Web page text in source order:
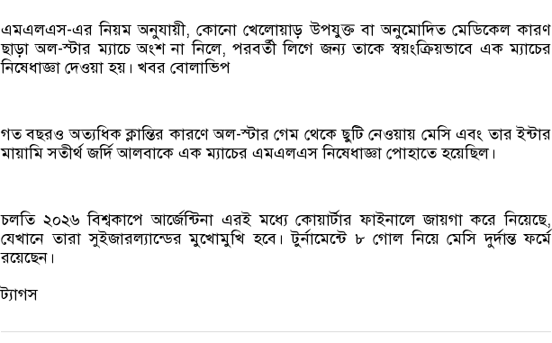
এমএলএস-এর নিয়ম অনুযায়ী, কোনো খেলোয়াড় উপযুক্ত বা অনুমোদিত মেডিকেল কারণ
ছাড়া অল-স্টার ম্যাচে অংশ না নিলে, পরবর্তী লিগে জন্য তাকে স্বয়ংক্রিয়ভাবে এক ম্যাচের
নিষেধাজ্ঞা দেওয়া হয়। খবর বোলাভিপ
গত বছরও অত্যধিক ক্লান্তির কারণে অল-স্টার গেম থেকে ছুটি নেওয়ায় মেসি এবং তার ইন্টার
মায়ামি সতীর্থ জর্দি আলবাকে এক ম্যাচের এমএলএস নিষেধাজ্ঞা পোহাতে হয়েছিল।
চলতি ২০২৬ বিশ্বকাপে আর্জেন্টিনা এরই মধ্যে কোয়ার্টার ফাইনালে জায়গা করে নিয়েছে,
যেখানে তারা সুইজারল্যান্ডের মুখোমুখি হবে। টুর্নামেন্টে ৮ গোল নিয়ে মেসি দুর্দান্ত ফর্মে
রয়েছেন।
ট্যাগস